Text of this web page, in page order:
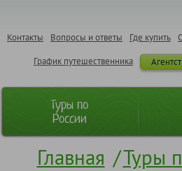
Где купить
Вопросы и ответы
Контакты
График путешественника
Туры по
России
Главная /Туры